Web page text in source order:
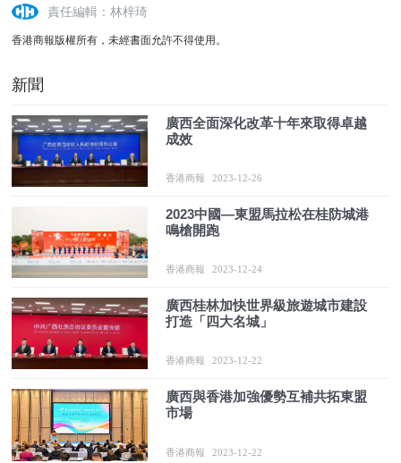
責任編輯：林梓琦
香港商報版權所有，未經書面允許不得使用。
新聞
廣西全面深化改革十年來取得卓越
成效
香港商報 2023-12-26
2023中國—東盟馬拉松在桂防城港
鳴槍開跑
香港商報 2023-12-24
廣西桂林加快世界級旅遊城市建設
打造「四大名城」
香港商報 2023-12-22
廣西與香港加強優勢互補共拓東盟
市場
香港商報 2023-12-22